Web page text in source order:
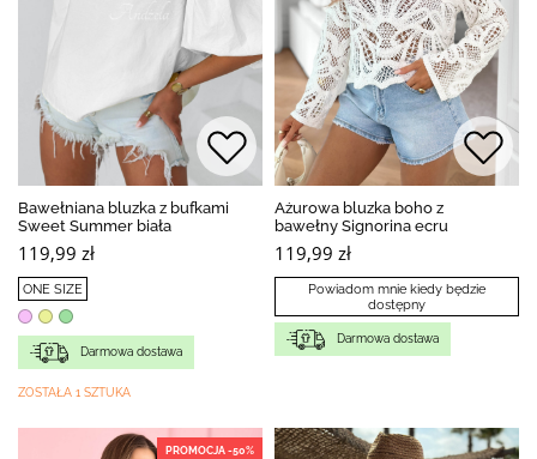
Bawełniana bluzka z bufkami
Sweet Summer biała
119,99 zł
ONE SIZE
Darmowa dostawa
ZOSTAŁA 1 SZTUKA
Ażurowa bluzka boho z
bawełny Signorina ecru
119,99 zł
Powiadom mnie kiedy będzie
dostępny
Darmowa dostawa
PROMOCJA -50%